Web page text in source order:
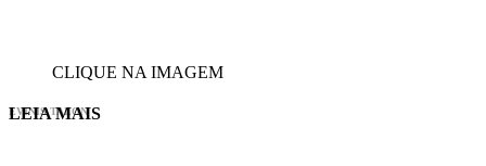
CLIQUE NA IMAGEM
EVINIS TALON
LEIA MAIS